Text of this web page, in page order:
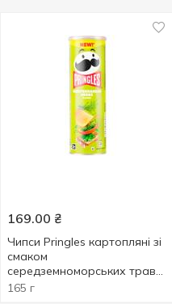
169.00 ₴
Чипси Pringles картопляні зі
смаком
cередземноморських трав
165г
165 г